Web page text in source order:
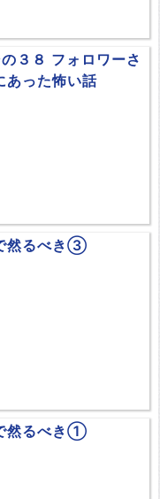
３８ フォロワーさ
あった怖い話
然るべき③
然るべき①